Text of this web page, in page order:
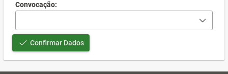
Convocação:
Confirmar Dados